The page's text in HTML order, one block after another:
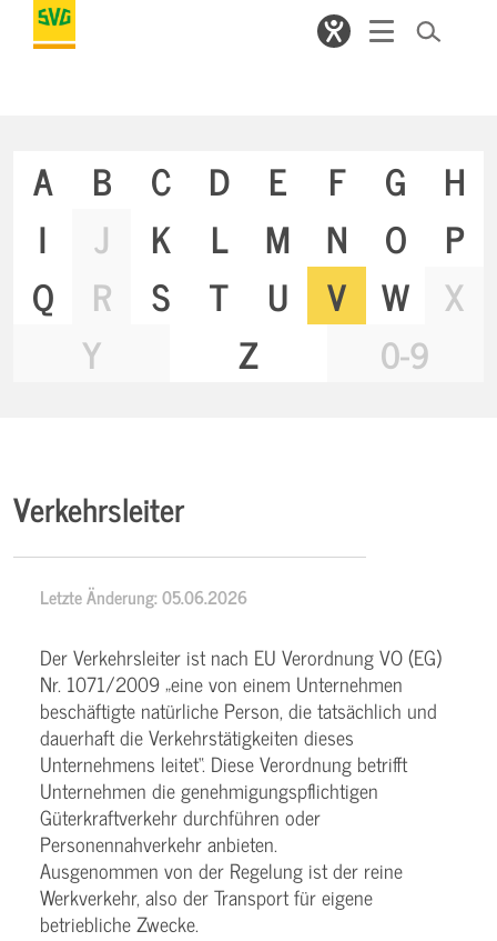
A B C D E F G
H
I
J K L M N O
P
Q
R S T U V W
X
Y
Z 0-9
Verkehrsleiter
Letzte Änderung: 05.06.2026
Der Verkehrsleiter ist nach EU Verordnung VO (EG)
Nr. 1071/2009 „eine von einem Unternehmen
beschäftigte natürliche Person, die tatsächlich und
dauerhaft die Verkehrstätigkeiten dieses
Unternehmens leitet“. Diese Verordnung betrifft
Unternehmen die genehmigungspflichtigen
Güterkraftverkehr durchführen oder
Personennahverkehr anbieten.
Ausgenommen von der Regelung ist der reine
Werkverkehr, also der Transport für eigene
betriebliche Zwecke.